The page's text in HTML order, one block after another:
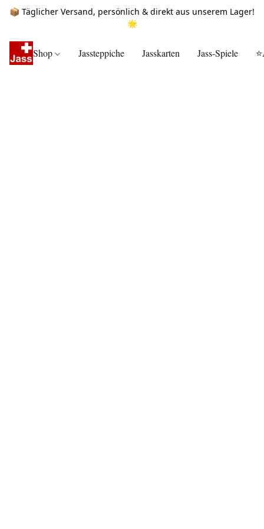
📦 Täglicher Versand, persönlich & direkt aus unserem Lager!
🌟
Shop Jassteppiche Jasskarten Jass-Spiele